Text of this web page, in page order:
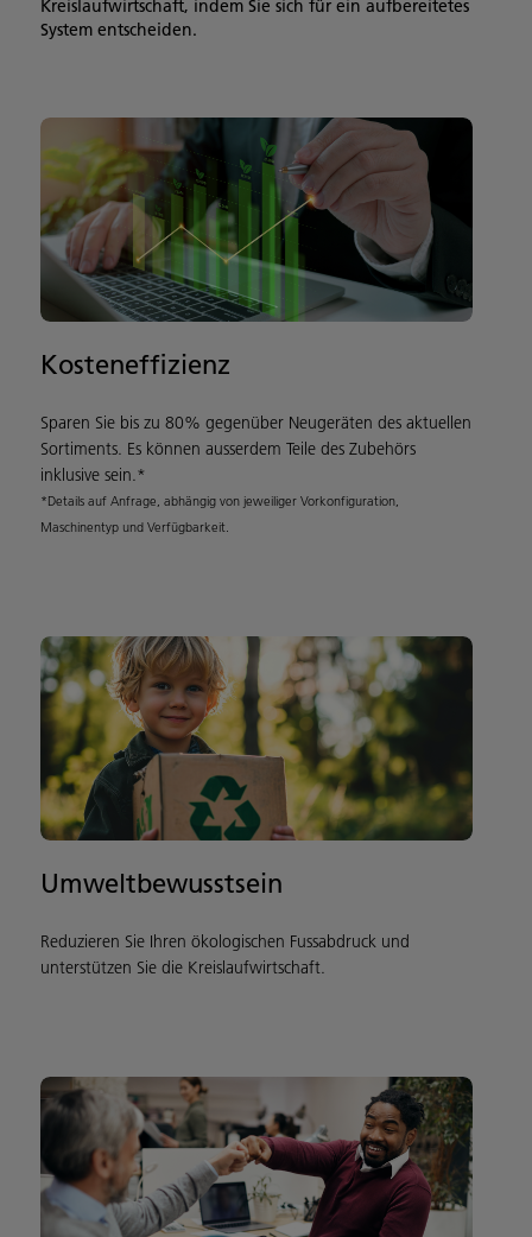
Kreislaufwirtschaft, indem Sie sich für ein aufbereitetes
System entscheiden.
Kosteneffizienz
Sparen Sie bis zu 80% gegenüber Neugeräten des aktuellen
Sortiments. Es können ausserdem Teile des Zubehörs
inklusive sein.*
*Details auf Anfrage, abhängig von jeweiliger Vorkonfiguration,
Maschinentyp und Verfügbarkeit.
Umweltbewusstsein
Reduzieren Sie Ihren ökologischen Fussabdruck und
unterstützen Sie die Kreislaufwirtschaft.